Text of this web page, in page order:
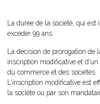
La durée de la société, qui
excéder 99 ans.
La décision de prorogation
inscription modificative et
du commerce et des sociétés.
L'inscription modificative est
la société ou par son